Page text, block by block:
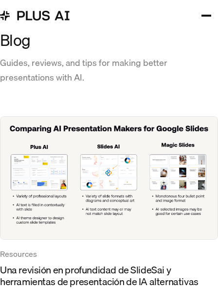
Blog
Guides, reviews, and tips for making better
presentations with AI.
Resources
Una revisión en profundidad de SlideSai y
herramientas de presentación de IA alternativas